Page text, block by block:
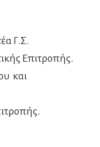
Γ.Σ.
Επιτροπής.
και